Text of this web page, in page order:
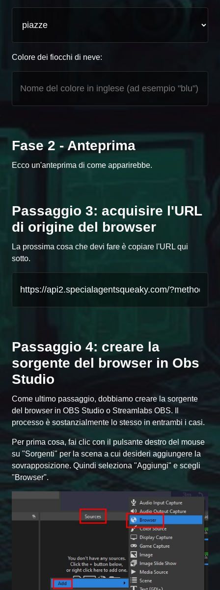
Colore dei fiocchi di neve:
Fase 2 - Anteprima
Ecco un'anteprima di come apparirebbe.
Passaggio 3: acquisire l'URL
di origine del browser
La prossima cosa che devi fare è copiare l'URL qui
sotto.
Passaggio 4: creare la
sorgente del browser in Obs
Studio
Come ultimo passaggio, dobbiamo creare la sorgente
del browser in OBS Studio o Streamlabs OBS. Il
processo è sostanzialmente lo stesso in entrambi i casi.
Per prima cosa, fai clic con il pulsante destro del mouse
su "Sorgenti" per la scena a cui desideri aggiungere la
sovrapposizione. Quindi seleziona "Aggiungi" e scegli
"Browser".